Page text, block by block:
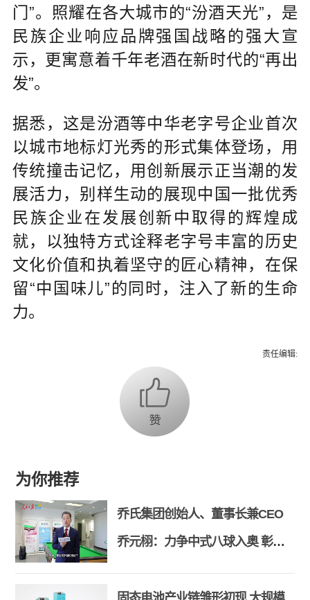
门”。照耀在各大城市的“汾酒天光”，是
民族企业响应品牌强国战略的强大宣
示，更寓意着千年老酒在新时代的“再出
发”。
据悉，这是汾酒等中华老字号企业首次
以城市地标灯光秀的形式集体登场，用
传统撞击记忆，用创新展示正当潮的发
展活力，别样生动的展现中国一批优秀
民族企业在发展创新中取得的辉煌成
就，以独特方式诠释老字号丰富的历史
文化价值和执着坚守的匠心精神，在保
留“中国味儿”的同时，注入了新的生命
力。
责任编辑:
为你推荐
乔氏集团创始人、董事长兼CEO
乔元栩：力争中式八球入奥 彰显
和合共生精神